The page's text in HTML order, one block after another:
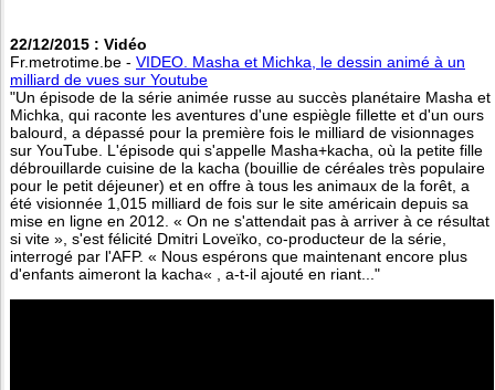
22/12/2015 : Vidéo
Fr.metrotime.be - VIDEO. Masha et Michka, le dessin animé à un
milliard de vues sur Youtube
"Un épisode de la série animée russe au succès planétaire Masha et
Michka, qui raconte les aventures d'une espiègle fillette et d'un ours
balourd, a dépassé pour la première fois le milliard de visionnages
sur YouTube. L'épisode qui s'appelle Masha+kacha, où la petite fille
débrouillarde cuisine de la kacha (bouillie de céréales très populaire
pour le petit déjeuner) et en offre à tous les animaux de la forêt, a
été visionnée 1,015 milliard de fois sur le site américain depuis sa
mise en ligne en 2012. « On ne s'attendait pas à arriver à ce résultat
si vite », s'est félicité Dmitri Loveïko, co-producteur de la série,
interrogé par l'AFP. « Nous espérons que maintenant encore plus
d'enfants aimeront la kacha« , a-t-il ajouté en riant..."